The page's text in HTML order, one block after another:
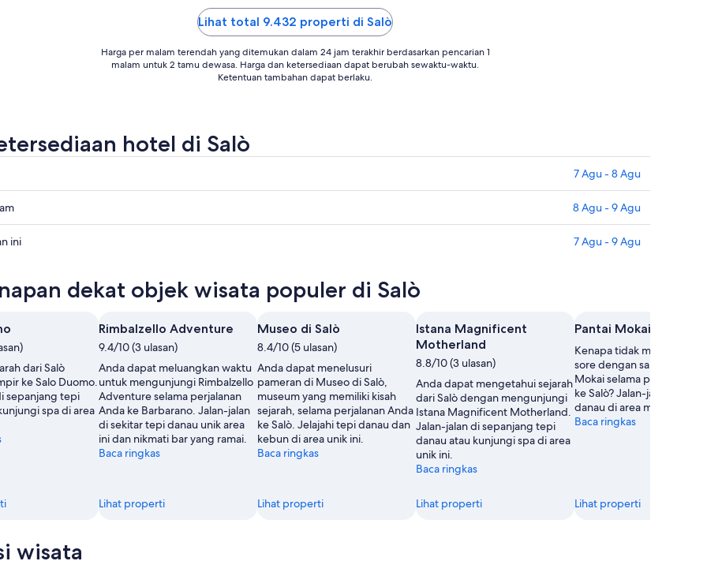
Lihat total 9.432 properti di Salò
Harga per malam terendah yang ditemukan dalam 24 jam terakhir berdasarkan pencarian 1
malam untuk 2 tamu dewasa. Harga dan ketersediaan dapat berubah sewaktu-waktu.
Ketentuan tambahan dapat berlaku.
hotel di Salò
7 Agu - 8 Agu
8 Agu - 9 Agu
ini 7 Agu - 9 Agu
dekat objek wisata populer di Salò
dari Salò
ke Salo Duomo.
sepanjang tepi
spa di area
Rimbalzello Adventure
9.4/10 (3 ulasan)
Anda dapat meluangkan waktu
untuk mengunjungi Rimbalzello
Adventure selama perjalanan
Anda ke Barbarano. Jalan-jalan
di sekitar tepi danau unik area
ini dan nikmati bar yang ramai.
Baca ringkas
Lihat properti
Museo di Salò
8.4/10 (5 ulasan)
Anda dapat menelusuri
pameran di Museo di Salò,
museum yang memiliki kisah
sejarah, selama perjalanan Anda
ke Salò. Jelajahi tepi danau dan
kebun di area unik ini.
Baca ringkas
Lihat properti
Istana Magnificent
Motherland
8.8/10 (3 ulasan)
Anda dapat mengetahui sejarah
dari Salò dengan mengunjungi
Istana Magnificent Motherland.
Jalan-jalan di sepanjang tepi
danau atau kunjungi spa di area
unik ini.
Baca ringkas
Lihat properti
Pantai Mokai
Kenapa tidak
sore dengan santai di
Mokai selama perjalanan
ke Salò? Jalan-jalan di tepi
danau di area
Baca ringkas
Lihat properti
wisata